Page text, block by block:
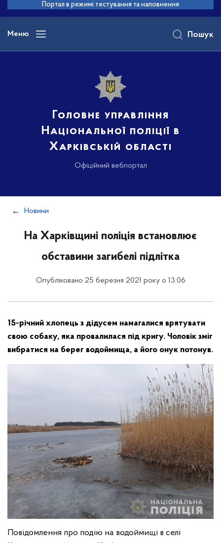
основного
вмісту
Портал в режимі тестування та наповнення
Меню
Головне управління
Національної поліції в
Харківській області
Офіційний вебпортал
Пошук
Новини
На Харківщині поліція встановлює
обставини загибелі підлітка
Опубліковано 25 березня 2021 року о 13:06
15-річний хлопець з дідусем намагалися врятувати
свою собаку, яка провалилася під кригу. Чоловік зміг
вибратися на берег водоймища, а його онук потонув.
Повідомлення про подію на водоймищі в селі